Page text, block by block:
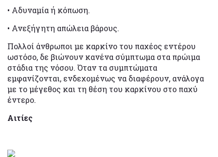
• Αδυναμία ή κόπωση.
• Ανεξήγητη απώλεια βάρους.
Πολλοί άνθρωποι με καρκίνο του παχέος εντέρου
ωστόσο, δε βιώνουν κανένα σύμπτωμα στα πρώιμα
στάδια της νόσου. Όταν τα συμπτώματα
εμφανίζονται, ενδεχομένως να διαφέρουν, ανάλογα
με το μέγεθος και τη θέση του καρκίνου στο παχύ
έντερο.
Αιτίες